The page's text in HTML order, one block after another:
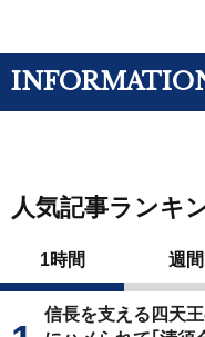
人気記事ランキ
1時間 週間
信長を支える四天